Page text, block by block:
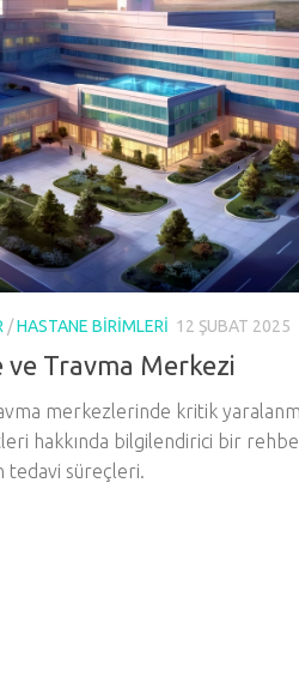
/HASTANE BIRIMLERI 12 ŞUBAT 2025
Travma Merkezi
merkezlerinde kritik
hakkında bilgilendirici bir
tedavi süreçleri.